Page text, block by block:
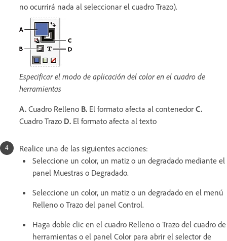
no ocurrirá nada al seleccionar el cuadro Trazo).
Especificar el modo de aplicación del color en el cuadro de
herramientas
A. Cuadro Relleno B. El formato afecta al contenedor C.
Cuadro Trazo D. El formato afecta al texto
Realice una de las siguientes acciones:
Seleccione un color, un matiz o un degradado mediante el
panel Muestras o Degradado.
Seleccione un color, un matiz o un degradado en el menú
Relleno o Trazo del panel Control.
Haga doble clic en el cuadro Relleno o Trazo del cuadro de
herramientas o el panel Color para abrir el selector de